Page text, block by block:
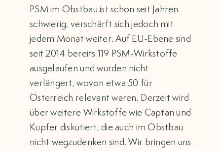
PSM im Obstbau ist schon seit Jahren
schwierig, verschärft sich jedoch mit
jedem Monat weiter. Auf EU-Ebene sind
seit 2014 bereits 119 PSM-Wirkstoffe
ausgelaufen und wurden nicht
verlängert, wovon etwa 50 für
Österreich relevant waren. Derzeit wird
über weitere Wirkstoffe wie Captan und
Kupfer diskutiert, die auch im Obstbau
nicht wegzudenken sind. Wir bringen uns